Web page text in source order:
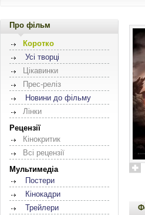
Про фільм
Коротко
Усі творці
Цікавинки
Прес-реліз
Новини до фільму
Лінки
Рецензії
Кінокритик
Всі рецензії
Мультимедіа
Постери
Кінокадри
Трейлери